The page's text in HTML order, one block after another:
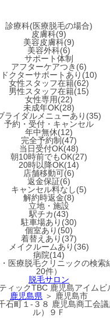
診療科(医療脱毛の場合)
皮膚科(9)
美容皮膚科(9)
美容外科(6)
サポート体制
アフターケアつき(6)
ドクターサポートあり(10)
女性スタッフ在籍(62)
男性スタッフ在籍(15)
女性専用(22)
未成年OK(28)
ライダルメニューあり(35)
予約・受付・キャンセル
年中無休(12)
完全予約制(47)
当日受付OK(48)
朝10時前でもOK(27)
20時以降OK(14)
店舗移動可(6)
返金保証(6)
キャンセル料なし(5)
解約時返金(8)
立地・施設
駅チカ(43)
駐車場あり(30)
個室あり(50)
着替えあり(37)
メイクルームあり(36)
病院(14)
医療脱毛クリニックの検索
20件）
脱毛サロン
ィックTBC 鹿児島アイムビ
鹿児島県 ＞ 鹿児島市
石町１-３８ 鹿児島商工会
ル）９Ｆ